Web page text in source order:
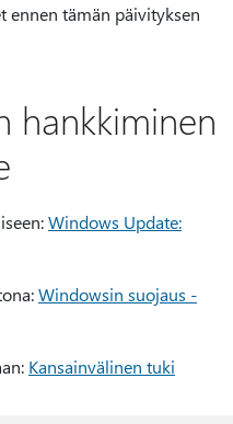
ennen tämän päivityksen
hankkiminen
Windows Update:
Windowsin suojaus -
Kansainvälinen tuki